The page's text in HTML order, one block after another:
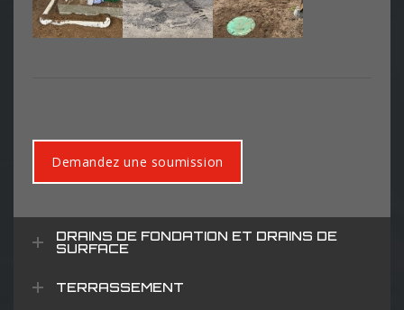
Demandez une soumission
DRAINS DE FONDATION ET DRAINS DE
SURFACE
TERRASSEMENT